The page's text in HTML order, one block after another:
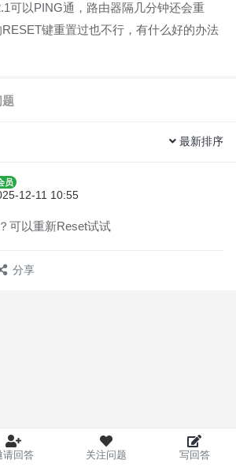
可以PING通，路由器隔几分钟还会重
键重置过也不行，有什么好的办法
题
最新排序
员
12-11 10:55
可以重新Reset试试
分享
请回答 关注问题 写回答